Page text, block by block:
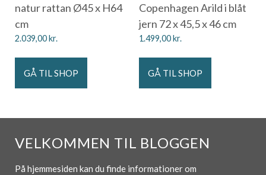
natur rattan Ø45 x H64
cm
2.039,00kr.
GÅ TIL SHOP
Copenhagen Arild i blåt
jern 72 x 45,5 x 46 cm
1.499,00kr.
GÅ TIL SHOP
VELKOMMEN TIL BLOGGEN
På hjemmesiden kan du finde informationer om